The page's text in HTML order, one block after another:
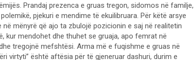
Prandaj prezenca e gruas tregon, sidomos në familje,
pjekuri e mendime të ekuilibruara. Për këtë arsye
mënyrë që ajo ta zbulojë pozicionin e saj në realitetin
kur mendohet dhe thuhet se gruaja, apo femrat në
tregojnë mefshtësi. Arma më e fuqishme e gruas në
virtyti” është aftësia për të gjeneruar dashuri, durim e